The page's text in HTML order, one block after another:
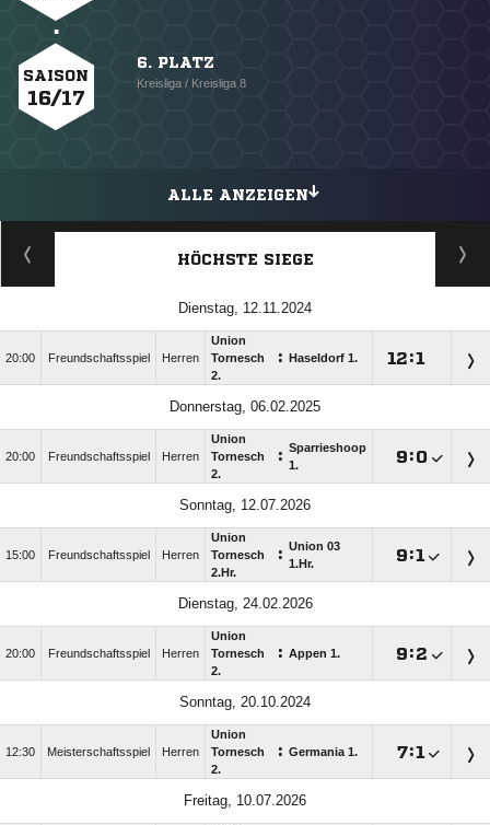
SAISON
16/17
6. PLATZ
Kreisliga / Kreisliga 8
ALLE ANZEIGEN
HÖCHSTE SIEGE
Dienstag, 12.11.2024
20:00 Freundschaftsspiel Herren
Union
Tornesch
2.
: Haseldorf 1. :
Donnerstag, 06.02.2025
20:00 Freundschaftsspiel Herren
Union
Tornesch
2.
: Sparrieshoop
1.
:
Sonntag, 12.07.2026
15:00 Freundschaftsspiel Herren
Union
Tornesch
2.Hr.
: Union 03
1.Hr.
:
Dienstag, 24.02.2026
20:00 Freundschaftsspiel Herren
Union
Tornesch
2.
: Appen 1. :
Sonntag, 20.10.2024
12:30 Meisterschaftsspiel Herren
Union
Tornesch
2.
: Germania 1. :
Freitag, 10.07.2026